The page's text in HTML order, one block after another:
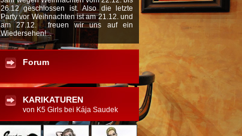
26.12 geschlossen ist. Also die letzte
Party vor Weihnachten ist am 21.12. und
am 27.12. freuen wir uns auf ein
Wiedersehen!...
Forum
KARIKATUREN
von K5 Girls bei Kája Saudek